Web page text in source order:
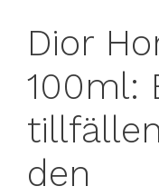
Dior
100ml:
den